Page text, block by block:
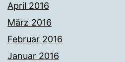
April 2016
März 2016
Februar 2016
Januar 2016